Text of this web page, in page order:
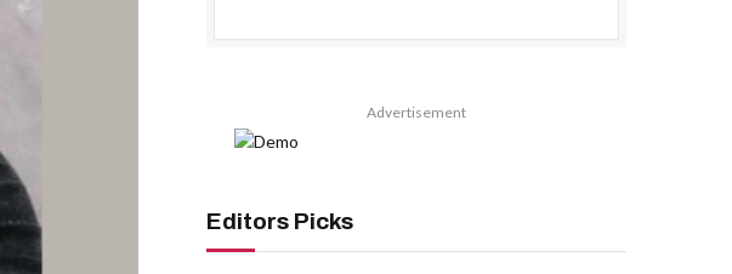
Advertisement
Editors Picks